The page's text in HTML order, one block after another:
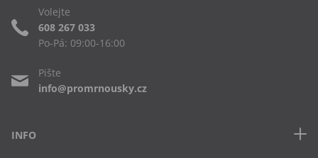
INFO
Volejte
608 267 033
Po-Pá: 09:00-16:00
Pište
info@promrnousky.cz